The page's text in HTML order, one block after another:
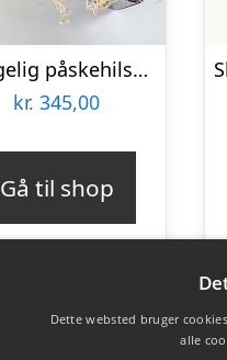
Hyggelig påskehilsen – Send blomster med Bloomit
kr. 345,00
Gå til shop
Dette websted bruger
alle